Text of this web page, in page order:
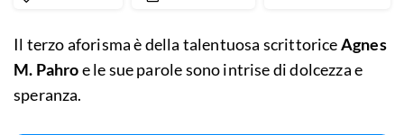
Il terzo aforisma è della talentuosa scrittoriceAgnes
M. Pahroe le sue parole sono intrise di dolcezza e
speranza.